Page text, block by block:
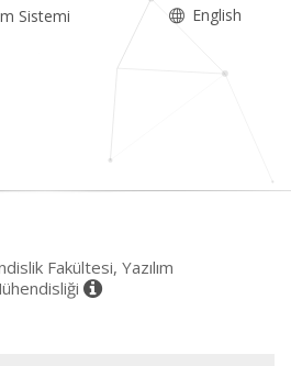
Sistemi English
Fakültesi, Yazılım